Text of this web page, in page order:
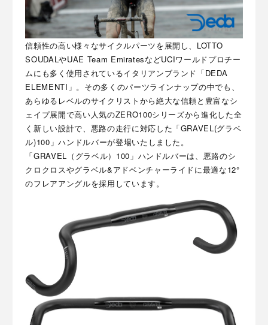
信頼性の高い様々なサイクルパーツを展開し、LOTTO
SOUDALやUAE Team EmiratesなどUCIワールドプロチー
ムにも多く使用されているイタリアンブランド「DEDA
ELEMENTI」。その多くのパーツラインナップの中でも、
あらゆるレベルのサイクリストから絶大な信頼と豊富なシ
ェイプ展開で高い人気のZERO100シリーズから進化した全
く新しい設計で、悪路の走行に対応した「GRAVEL(グラベ
ル)100」ハンドルバーが登場いたしました。
「GRAVEL（グラベル）100」ハンドルバーは、悪路のシ
クロクロスやグラベル&アドベンチャーライドに最適な12°
のフレアアングルを採用しています。